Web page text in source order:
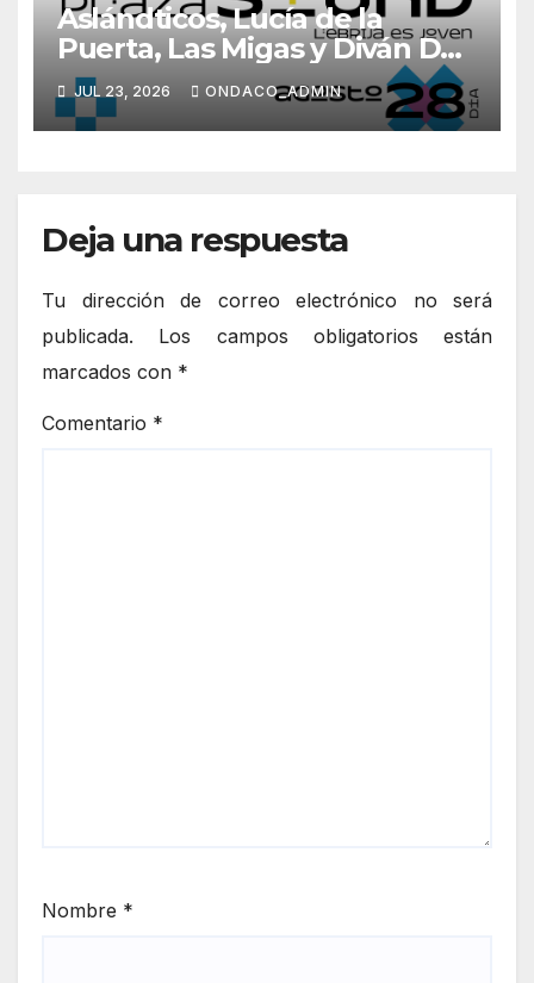
Aslándticos, Lucía de la
Puerta, Las Migas y Diván Du
Don, platos fuertes del Plaza
Sound 2026
JUL 23, 2026 ONDACO_ADMIN
Deja una respuesta
Tu dirección de correo electrónico no será
publicada.
Los campos obligatorios están
marcados con *
Comentario *
Nombre *